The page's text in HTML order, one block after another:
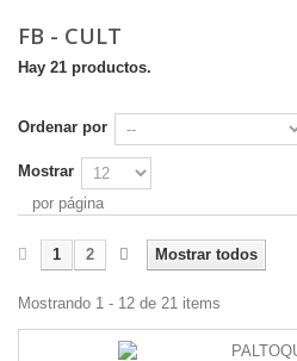
FB - CULT
Hay 21 productos.
Ordenar por
Mostrar
por página
Mostrar todos
1 2
Mostrando 1 - 12 de 21 items